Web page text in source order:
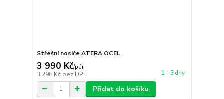
Střešní nosiče ATERA OCEL
3 990 Kč/pár
3 298 Kč bez DPH 1 - 3 dny
Přidat do košíku